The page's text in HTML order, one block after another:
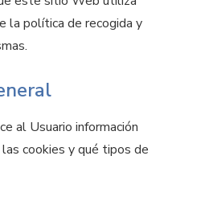
la política de recogida y
al Usuario información
cookies y qué tipos de